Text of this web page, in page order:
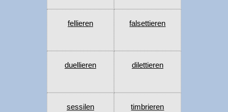
fellieren falsettieren
duellieren dilettieren
sessilen timbrieren